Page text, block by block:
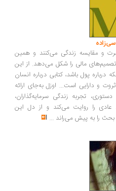
زندگی می‌کنند و همین
مالی را شکل می‌دهد. از این
باشد، کتابی درباره انسان
است... اوزل به‌جای ارائه
زندگی سرمایه‌گذاران،
را روایت می‌کند و از دل این
به پیش می‌راند ...